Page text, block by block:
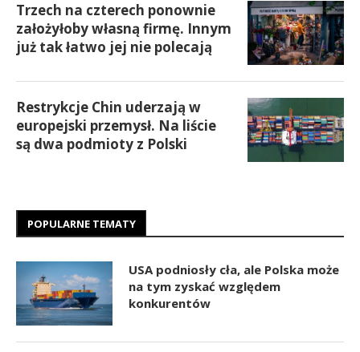
Trzech na czterech ponownie
założyłoby własną firmę. Innym
już tak łatwo jej nie polecają
Restrykcje Chin uderzają w
europejski przemysł. Na liście
są dwa podmioty z Polski
POPULARNE TEMATY
USA podniosły cła, ale Polska może
na tym zyskać względem
konkurentów